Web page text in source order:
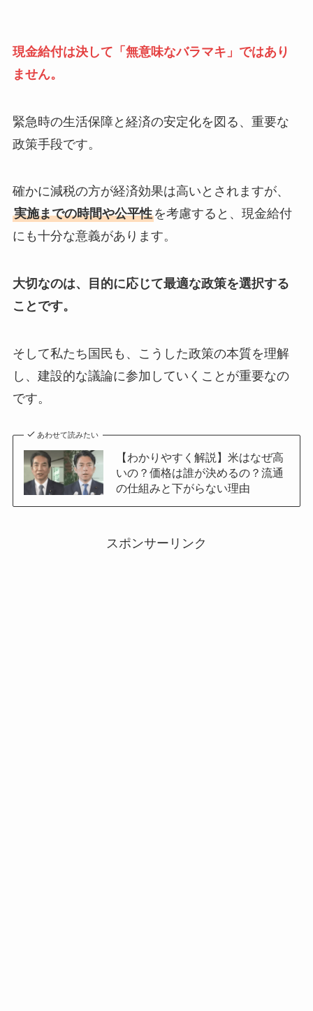
現金給付は決して「無意味なバラマキ」ではあり
ません。
緊急時の生活保障と経済の安定化を図る、重要な
政策手段です。
確かに減税の方が経済効果は高いとされますが、
実施までの時間や公平性を考慮すると、現金給付
にも十分な意義があります。
大切なのは、目的に応じて最適な政策を選択する
ことです。
そして私たち国民も、こうした政策の本質を理解
し、建設的な議論に参加していくことが重要なの
です。
あわせて読みたい
【わかりやすく解説】米はなぜ高
いの？価格は誰が決めるの？流通
の仕組みと下がらない理由
スポンサーリンク